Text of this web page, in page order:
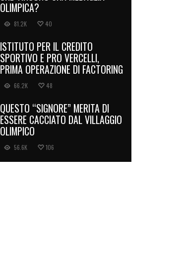
OLIMPICA?
81.2K 40
ISTITUTO PER IL CREDITO
SPORTIVO E PRO VERCELLI,
PRIMA OPERAZIONE DI FACTORING
66.2K 48
QUESTO “SIGNORE” MERITA DI
ESSERE CACCIATO DAL VILLAGGIO
OLIMPICO
56.6K 106